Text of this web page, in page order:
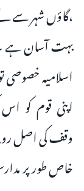
،گاؤں شہر سے
بہت آسان ہے
اسلامیہ خصوصی
اپنی قوم کو
وقف کی اصل
خاص طور پر